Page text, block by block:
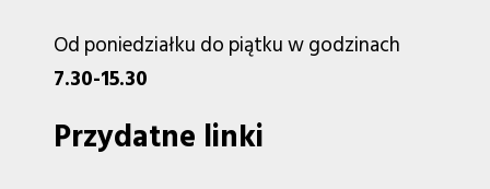
Od poniedziałku do piątku w godzinach
7.30-15.30
Przydatne linki